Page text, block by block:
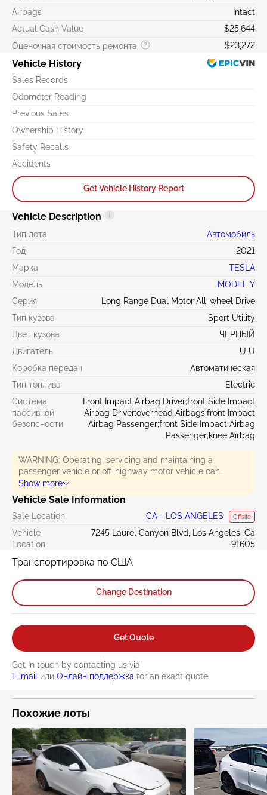
Airbags
Intact
Actual Cash Value
$25,644
Оценочная стоимость ремонта
$23,272
Vehicle History
Sales Records
Odometer Reading
Previous Sales
Ownership History
Safety Recalls
Accidents
Get Vehicle History Report
Vehicle Description
Тип лота
Автомобиль
Год
2021
Марка
TESLA
Модель
MODEL Y
Серия
Long Range Dual Motor All-wheel Drive
Тип кузова
Sport Utility
Цвет кузова
ЧЕРНЫЙ
Двигатель
U U
Коробка передач
Автоматическая
Тип топлива
Electric
Система
пассивной
безопсности
Front Impact Airbag Driver;front Side Impact
Airbag Driver;overhead Airbags;front Impact
Airbag Passenger;front Side Impact Airbag
Passenger;knee Airbag
WARNING: Operating, servicing and maintaining a
passenger vehicle or off-highway motor vehicle can
expose you to chemicals including engine exhaust, carbon
monoxide, phthalates, and lead, which are known to the
State of California to cause cancer and birth defects or
other reproductive harm. To minimize exposure, avoid
breathing exhaust, do not idle the engine except as
necessary, service your vehicle in a well-ventilated area
and wear gloves or wash your hands frequently when
servicing your vehicle. For more information go to
Show more
Vehicle Sale Information
Sale Location CA - LOS ANGELES Offsite
Vehicle
Location
7245 Laurel Canyon Blvd, Los Angeles, Ca
91605
Транспортировка по США
Change Destination
Get Quote
Get In touch by contacting us via
E-mail или Онлайн поддержка for an exact quote
Похожие лоты